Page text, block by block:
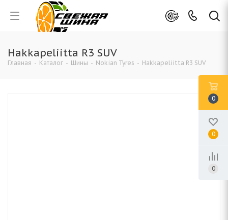
Hakkapeliitta R3 SUV
Главная - Каталог - Шины - Nokian Tyres - Hakkapeliitta R3 SUV
0
0
0